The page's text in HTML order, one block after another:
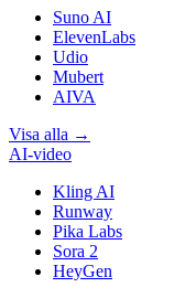
Suno AI
ElevenLabs
Udio
Mubert
AIVA
Visa alla →
AI-video
Kling AI
Runway
Pika Labs
Sora 2
HeyGen